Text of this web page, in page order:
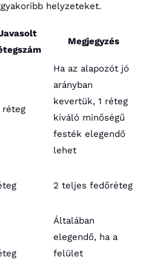
helyzeteket.
Megjegyzés
réteg
Ha az alapozót jó
arányban
kevertük, 1 réteg
kiváló minőségű
festék elegendő
lehet
2 teljes fedőréteg
Általában
elegendő, ha a
felület